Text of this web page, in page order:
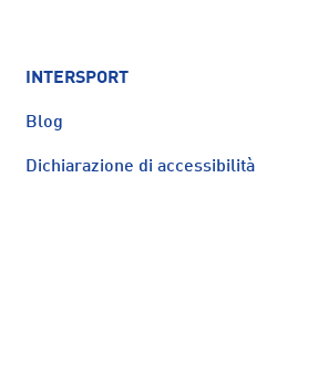
INTERSPORT
Blog
Dichiarazione di accessibilità